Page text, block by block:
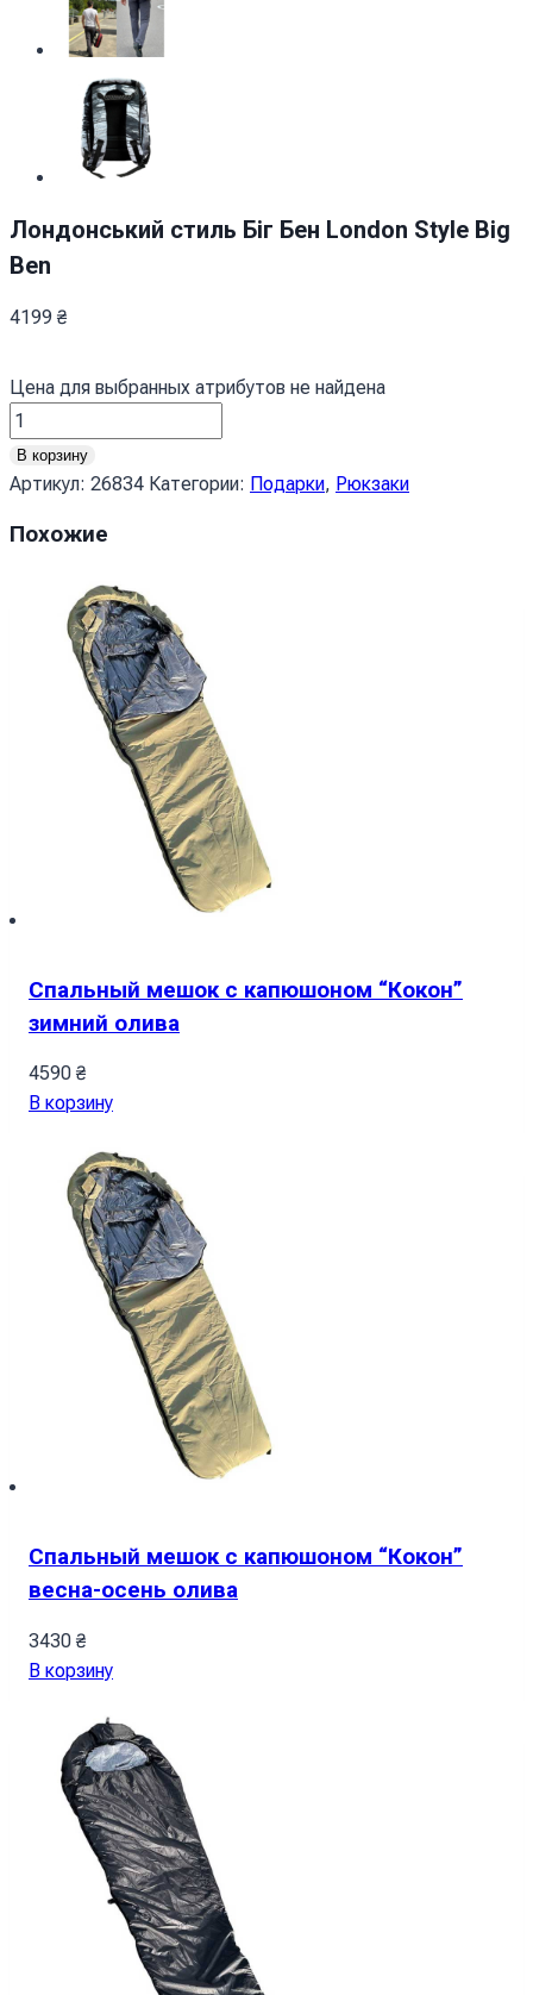
Лондонський стиль Біг Бен London Style Big
Ben
4199 ₴
Цена для выбранных атрибутов не найдена
Количество
товара
Лондонський
Біг
В корзину
Артикул: 26834 Категории: Подарки, Рюкзаки
Похожие
Спальный мешок с капюшоном “Кокон”
зимний олива
4590 ₴
В корзину
Спальный мешок с капюшоном “Кокон”
весна-осень олива
3430 ₴
В корзину